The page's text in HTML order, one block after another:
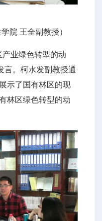
院 王全副教授）
业绿色转型的动
言。柯水发副教授通
示了国有林区的现
林区绿色转型的动